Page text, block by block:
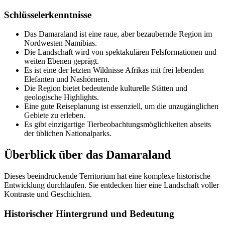
Schlüsselerkenntnisse
Das Damaraland ist eine raue, aber bezaubernde Region im
Nordwesten Namibias.
Die Landschaft wird von spektakulären Felsformationen und
weiten Ebenen geprägt.
Es ist eine der letzten Wildnisse Afrikas mit frei lebenden
Elefanten und Nashörnern.
Die Region bietet bedeutende kulturelle Stätten und
geologische Highlights.
Eine gute Reiseplanung ist essenziell, um die unzugänglichen
Gebiete zu erleben.
Es gibt einzigartige Tierbeobachtungsmöglichkeiten abseits
der üblichen Nationalparks.
Überblick über das Damaraland
Dieses beeindruckende Territorium hat eine komplexe historische
Entwicklung durchlaufen. Sie entdecken hier eine Landschaft voller
Kontraste und Geschichten.
Historischer Hintergrund und Bedeutung